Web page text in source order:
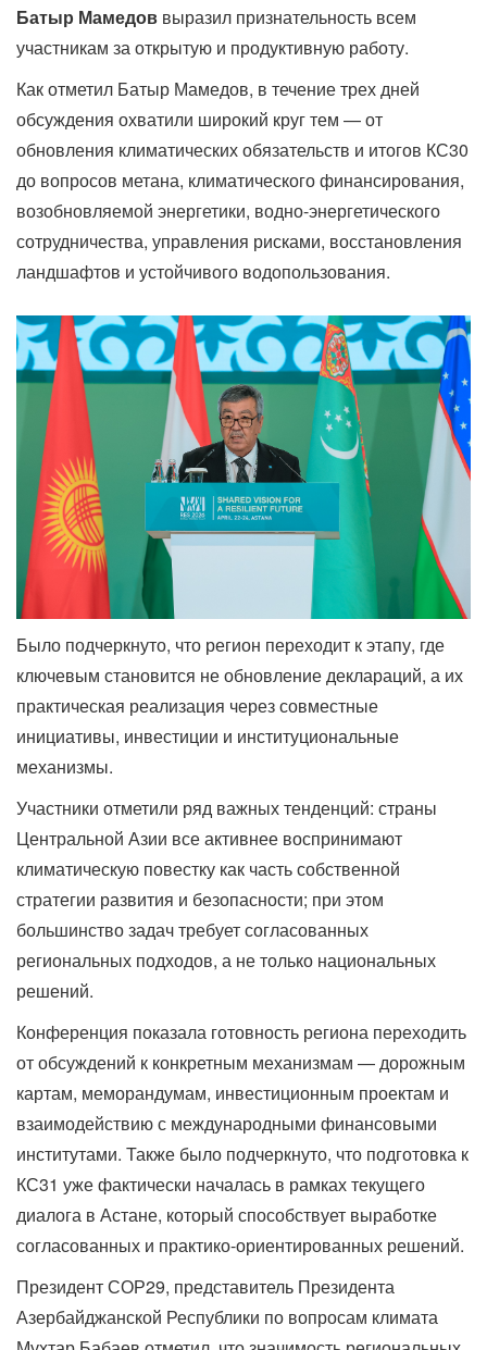
Батыр Мамедов выразил признательность всем
участникам за открытую и продуктивную работу.
Как отметил Батыр Мамедов, в течение трех дней
обсуждения охватили широкий круг тем — от
обновления климатических обязательств и итогов КС30
до вопросов метана, климатического финансирования,
возобновляемой энергетики, водно-энергетического
сотрудничества, управления рисками, восстановления
ландшафтов и устойчивого водопользования.
Было подчеркнуто, что регион переходит к этапу, где
ключевым становится не обновление деклараций, а их
практическая реализация через совместные
инициативы, инвестиции и институциональные
механизмы.
Участники отметили ряд важных тенденций: страны
Центральной Азии все активнее воспринимают
климатическую повестку как часть собственной
стратегии развития и безопасности; при этом
большинство задач требует согласованных
региональных подходов, а не только национальных
решений.
Конференция показала готовность региона переходить
от обсуждений к конкретным механизмам — дорожным
картам, меморандумам, инвестиционным проектам и
взаимодействию с международными финансовыми
институтами. Также было подчеркнуто, что подготовка к
КС31 уже фактически началась в рамках текущего
диалога в Астане, который способствует выработке
согласованных и практико-ориентированных решений.
Президент СОР29, представитель Президента
Азербайджанской Республики по вопросам климата